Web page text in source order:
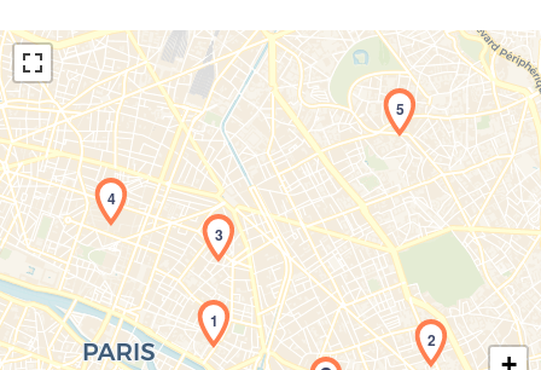
Chargement de la carte en cours...
1
2
3
4
5